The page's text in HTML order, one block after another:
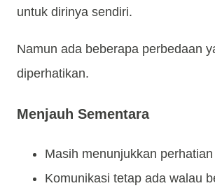
untuk dirinya sendiri.
Namun ada beberapa perbedaan
diperhatikan.
Menjauh Sementara
Masih menunjukkan perhatian
Komunikasi tetap ada walau